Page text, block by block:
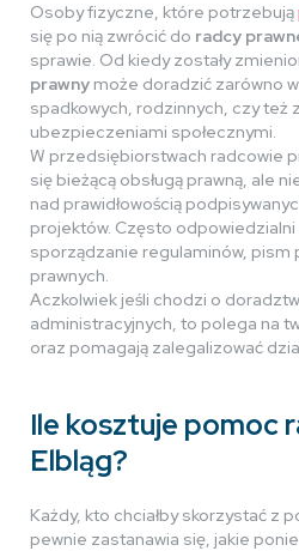
Osoby fizyczne, które potrzebują
się po nią zwrócić do radcy
sprawie. Od kiedy zostały
prawny może doradzić zarówno
spadkowych, rodzinnych, czy też
ubezpieczeniami społecznymi.
W przedsiębiorstwach radcowie
się bieżącą obsługą prawną, ale
nad prawidłowością
projektów. Często odpowiedzialni
sporządzanie regulaminów, pism
prawnych.
Aczkolwiek jeśli chodzi o
administracyjnych, to polega na
oraz pomagają zalegalizować
Ile kosztuje pomoc
Elbląg?
Każdy, kto chciałby skorzystać z
pewnie zastanawia się, jakie